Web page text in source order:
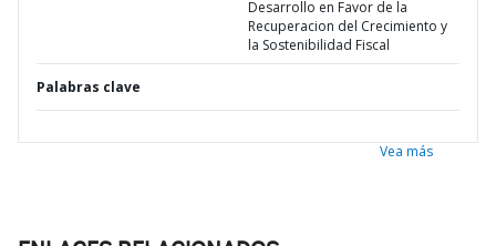
Desarrollo en Favor de la
Recuperacion del Crecimiento y
la Sostenibilidad Fiscal
Palabras clave
Vea más